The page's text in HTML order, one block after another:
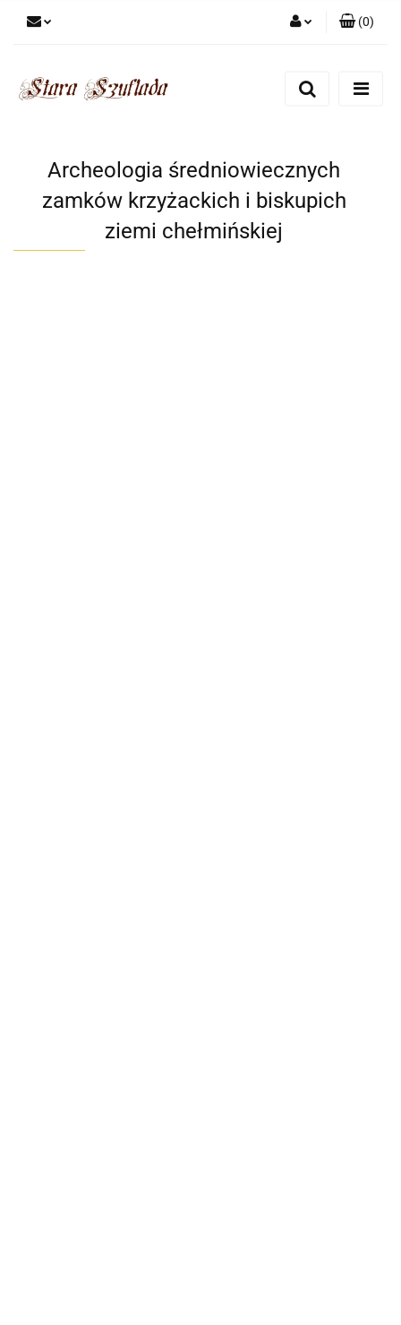
Zarejestruj się
(0)
Archeologia średniowiecznych
zamków krzyżackich i biskupich
ziemi chełmińskiej